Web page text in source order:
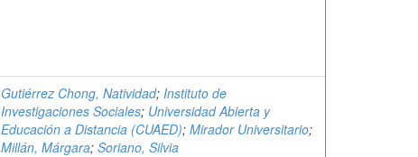
Gutiérrez Chong, Natividad; Instituto de
Investigaciones Sociales; Universidad Abierta y
Educación a Distancia (CUAED); Mirador Universitario;
Millán, Márgara; Soriano, Silvia